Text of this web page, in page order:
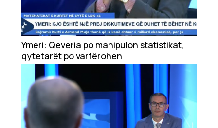
Kulturë
Showbiz
Ekonomi
Teknologji
Udhëtime
Ymeri: Qeveria po manipulon statistikat,
qytetarët po varfërohen